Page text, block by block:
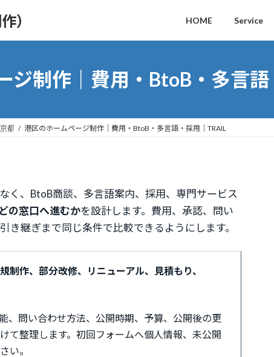
） HOME Service
ジ制作｜費用・BtoB・多言
都 港区のホームページ制作｜費用・BtoB・多言語・採用｜TRAIL
く、BtoB商談、多言語案内、採用、専門サービス
の窓口へ進むかを設計します。費用、承認、問い
継ぎまで同じ条件で比較できるようにします。
作、部分改修、リニューアル、見積もり、
、問い合わせ方法、公開時期、予算、公開後の更
て整理します。初回フォームへ個人情報、未公開
い。